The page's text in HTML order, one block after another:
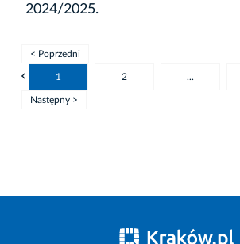
2024/2025.
< Poprzedni
1 2 ...
Następny >